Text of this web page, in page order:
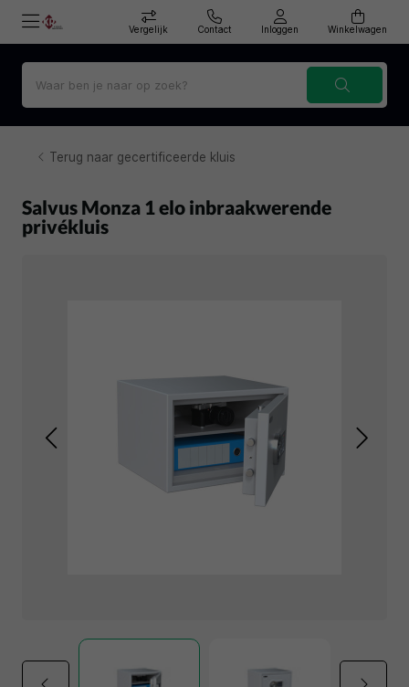
Vergelijk Contact Inloggen Winkelwagen
Terug naar gecertificeerde kluis
Salvus Monza 1 elo inbraakwerende
privékluis